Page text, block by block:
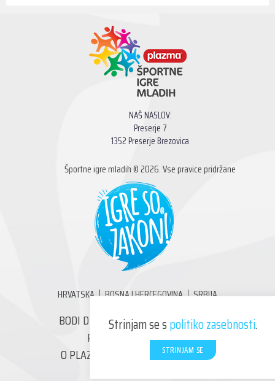
NAŠ NASLOV:
Preserje 7
1352 Preserje Brezovica
Športne igre mladih © 2026. Vse pravice pridržane
HRVATSKA BOSNA I HERCEGOVINA SRBIJA
BODI DEL IGRE – SKRBIMO ZA PLANET
POSTANI PROSTOVOLJEC!
O PLAZMA ŠPORTNIH IGRAH MLADIH
Strinjam se spolitiko zasebnosti.
STRINJAM SE